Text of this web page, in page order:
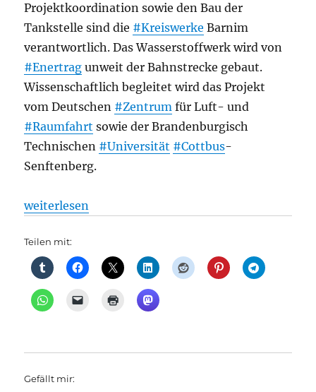
Projektkoordination sowie den Bau der
Tankstelle sind die #Kreiswerke Barnim
verantwortlich. Das Wasserstoffwerk wird von
#Enertrag unweit der Bahnstrecke gebaut.
Wissenschaftlich begleitet wird das Projekt
vom Deutschen #Zentrum für Luft- und
#Raumfahrt sowie der Brandenburgisch
Technischen #Universität #Cottbus-
Senftenberg.
„Regionalverkehr: Forschungsprojekt
weiterlesen
Teilen mit:
Gefällt mir: